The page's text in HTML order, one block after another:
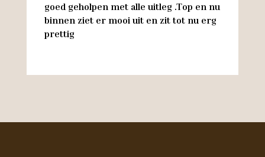
goed geholpen met alle uitleg .Top en nu
binnen ziet er mooi uit en zit tot nu erg
prettig